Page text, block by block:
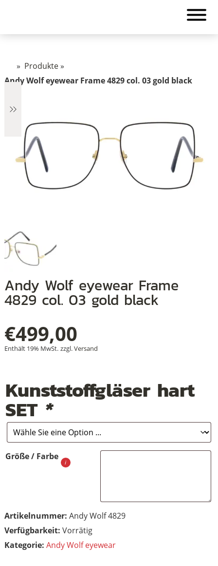
» Produkte»
Andy Wolf eyewear Frame 4829 col. 03 gold black
Andy Wolf eyewear Frame
4829 col. 03 gold black
€499,00
Enthält 19% MwSt. zzgl.Versand
Kunststoffgläser hart
SET *
Größe / Farbe
Artikelnummer: Andy Wolf 4829
Vorrätig
Kategorie: Andy Wolf eyewear
+
+
+